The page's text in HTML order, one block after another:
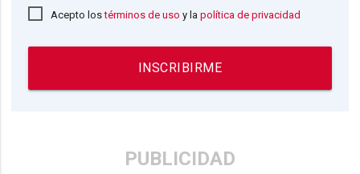
Acepto lostérminos de uso y lapolítica de privacidad
INSCRIBIRME
PUBLICIDAD